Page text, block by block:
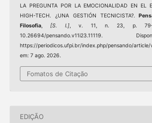
LA PREGUNTA POR LA EMOCIONALIDAD EN EL
HIGH-TECH. ¿UNA GESTIÓN TECNICISTA?.
Filosofia,[S. l.], v. 11, n. 23, p.
10.26694/pensando.v11i23.11119.
https://periodicos.ufpi.br/index.php/pensando/
em: 7 ago. 2026.
Fomatos de Citação
EDIÇÃO